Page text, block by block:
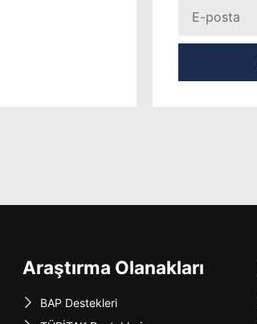
Araştırma Olanakları
BAP Destekleri